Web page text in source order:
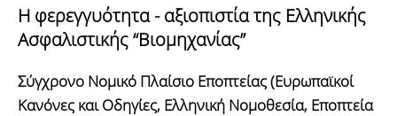
ΚΑΤΗΓΟΡΙΕΣ ΑΡΘΡΩΝ
ΣΥΝΤΑΚΤΙΚΗ ΟΜΑΔΑ
Η φερεγγυότητα - αξιοπιστία της Ελληνικής
Ασφαλιστικής “Βιομηχανίας”
Σύγχρονο Νομικό Πλαίσιο Εποπτείας (Ευρωπαϊκοί
Κανόνες και Οδηγίες, Ελληνική Νομοθεσία, Εποπτεία